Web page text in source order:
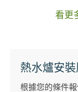
看更
熱水爐安
根據您的條件報